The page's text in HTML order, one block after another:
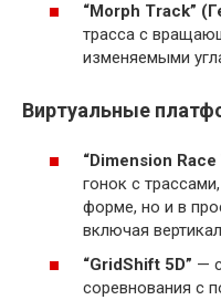
“Morph Track”
трасса с
изменяемыми
Виртуальные
“Dimension Race
гонок с
форме, но и в
включая
“GridShift 5D” —
соревнования с